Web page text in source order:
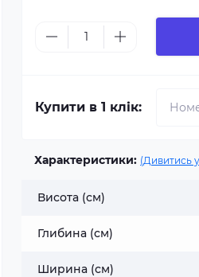
Купити в 1 клік:
Характеристики: (Дивитись
Висота (см)
Глибина (см)
Ширина (см)